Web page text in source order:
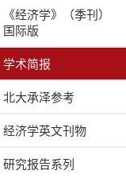
v
h
e
a
d
e
r
b
a
k
《经济学》（季刊）
国际版
学术简报
北大承泽参考
经济学英文刊物
研究报告系列